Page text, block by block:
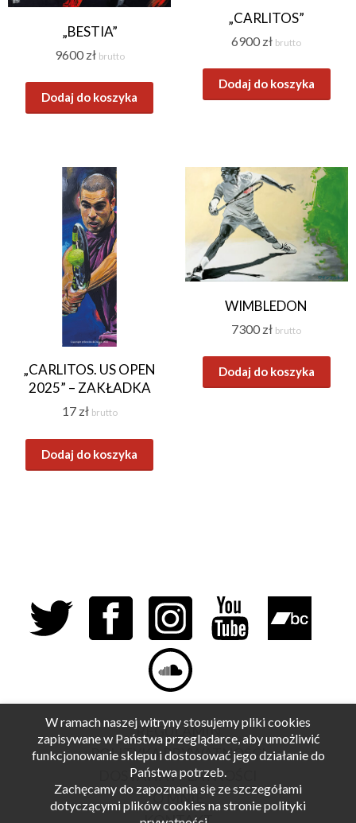
„BESTIA”
9600 zł brutto
Dodaj do koszyka
„CARLITOS”
6900 zł brutto
Dodaj do koszyka
„CARLITOS. US OPEN
2025” – ZAKŁADKA
17 zł brutto
Dodaj do koszyka
WIMBLEDON
7300 zł brutto
Dodaj do koszyka
REGULAMIN
POLITYKA PRYWATNOŚCI
DOSTAWA I PŁATNOŚCI
O MNIE
W ramach naszej witryny stosujemy pliki cookies
zapisywane w Państwa przeglądarce, aby umożliwić
funkcjonowanie sklepu i dostosować jego działanie do
Państwa potrzeb.
Zachęcamy do zapoznania się ze szczegółami
dotyczącymi plików cookies na stronie polityki